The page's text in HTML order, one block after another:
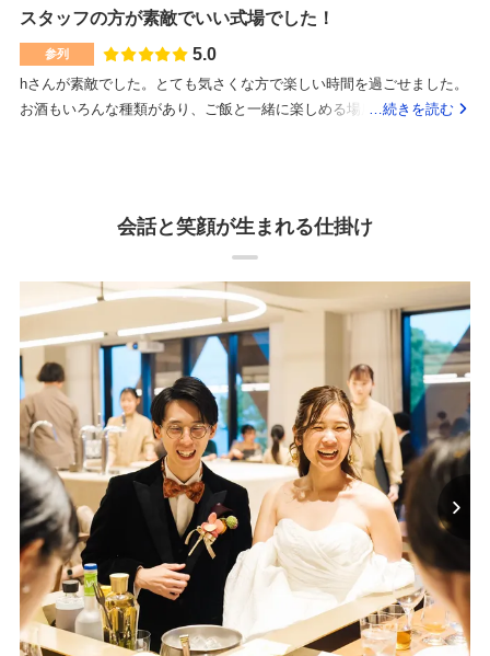
の目の前までタクシーがつけられる点が良かった。親しみやすく温か
い印象。声かけや一つ一つの説明がわかりやすく、かつ心地の良い温
度感で接客してくださりました。かしこまりすぎないのでこちらもリ
ラックスして過ごすことができました。・新しい挙式スタイルとアッ
スタッフの方が素敵でいい式場でした！
参列 5.0
hさんが素敵でした。とても気さくな方で楽しい時間を過ごせました。
お酒もいろんな種類があり、ご飯と一緒に楽しめる場所でした。とて
タッフの方が気さくで、ご飯も美味しいです。ご飯に合わせてペアリ
ングがあり、どのごはんもお酒も楽しく満喫することができました。
とても心地よいカジュアル感で、ごはんも美味しく素敵な式場でし
た。陽の光が入る大きな窓があり開放感のある会場でした。楽しく過
ごせる空間でした！！！！
…続きを読む
会話と笑顔が生まれる仕掛け